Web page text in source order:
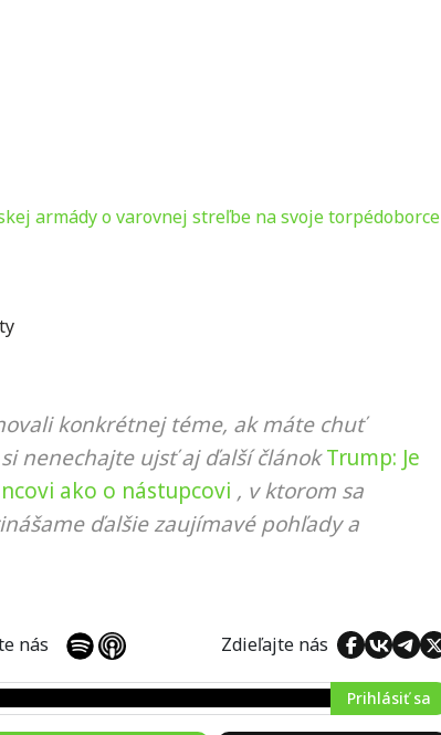
armády o varovnej streľbe na svoje torpédoborce
konkrétnej téme, ak máte chuť
nenechajte ujsť aj ďalší článok Trump: Je
ako o nástupcovi , v ktorom sa
ďalšie zaujímavé pohľady a
nás Zdieľajte nás
Prihlásiť sa